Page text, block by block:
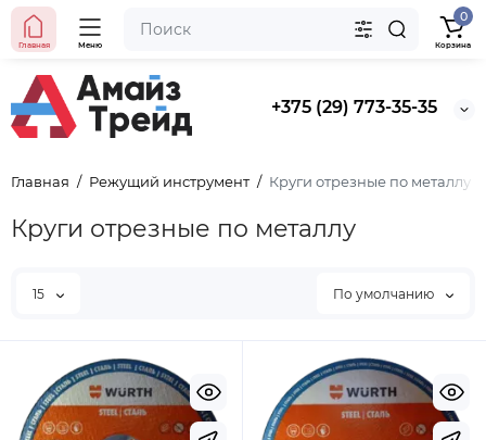
+375 (29) 773-35-35
Главная Меню
0
Корзина
Главная Режущий инструмент Круги отрезные по металлу
Круги отрезные по металлу
15 По умолчанию